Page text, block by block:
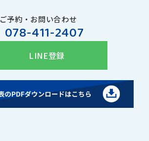
ご予約・お問い合わせ
078-411-2407
LINE登録